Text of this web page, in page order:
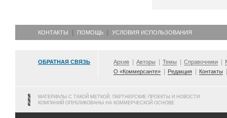
КОНТАКТЫ ПОМОЩЬ УСЛОВИЯ ИСПОЛЬЗОВАНИЯ
ОБРАТНАЯ СВЯЗЬ Архив Авторы Темы Справочники
О «Коммерсанте»
Редакция Контакты
МАТЕРИАЛЫ С ТАКОЙ МЕТКОЙ, ПАРТНЕРСКИЕ ПРОЕКТЫ И НОВОСТИ
КОМПАНИЙ ОПУБЛИКОВАНЫ НА КОММЕРЧЕСКОЙ ОСНОВЕ